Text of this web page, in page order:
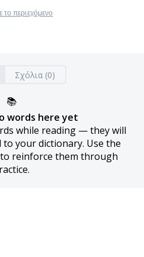
το περιεχόμενο
Σχόλια (0)
📚
words here yet
while reading — they will
to your dictionary. Use the
reinforce them through